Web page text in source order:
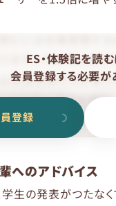
ES・体験記を読む
会員登録する必要が
登録
へのアドバイス
生の発表がつたな